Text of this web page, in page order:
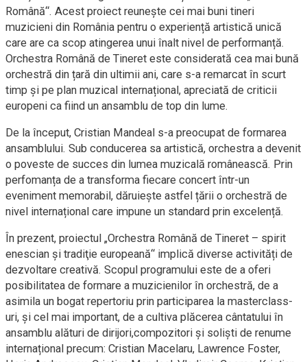
Română“. Acest proiect reunește cei mai buni tineri
muzicieni din România pentru o experiență artistică unică
care are ca scop atingerea unui înalt nivel de performanță.
Orchestra Română de Tineret este considerată cea mai bună
orchestră din țară din ultimii ani, care s-a remarcat în scurt
timp și pe plan muzical internațional, apreciată de criticii
europeni ca fiind un ansamblu de top din lume.
De la început, Cristian Mandeal s-a preocupat de formarea
ansamblului. Sub conducerea sa artistică, orchestra a devenit
o poveste de succes din lumea muzicală românească. Prin
perfomanța de a transforma fiecare concert într-un
eveniment memorabil, dăruiește astfel țării o orchestră de
nivel internațional care impune un standard prin excelență.
În prezent, proiectul „Orchestra Română de Tineret – spirit
enescian şi tradiţie europeană“ implică diverse activități de
dezvoltare creativă. Scopul programului este de a oferi
posibilitatea de formare a muzicienilor în orchestră, de a
asimila un bogat repertoriu prin participarea la masterclass-
uri, și cel mai important, de a cultiva plăcerea cântatului în
ansamblu alături de dirijori,compozitori și soliști de renume
internațional precum: Cristian Macelaru, Lawrence Foster,